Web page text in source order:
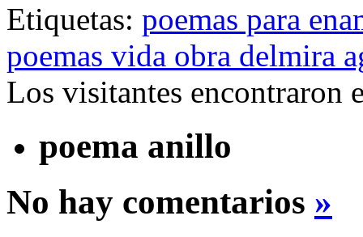
Etiquetas: poemas para
poemas vida obra delmira
Los visitantes encontraron
poema anillo
No hay comentarios »